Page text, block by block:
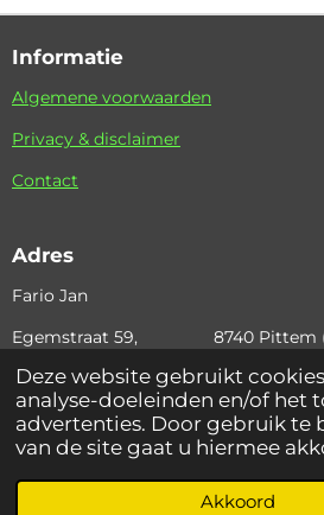
Deze website gebruikt
analyse-doeleinden en/of het
advertenties. Door gebruik te
van de site gaat u hiermee
Akkoord
Informatie
Algemene voorwaarden
Privacy & disclaimer
Contact
Adres
Fario Jan
Egemstraat 59, 8740 Pittem
+32 (0)495 36 42 97 email:
© 2024 Fariojan
Telefoonnummer